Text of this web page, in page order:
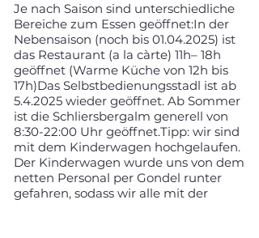
Je nach Saison sind unterschiedliche
Bereiche zum Essen geöffnet:In der
Nebensaison (noch bis 01.04.2025) ist
das Restaurant (a la càrte) 11h– 18h
geöffnet (Warme Küche von 12h bis
17h)Das Selbstbedienungsstadl ist ab
5.4.2025 wieder geöffnet. Ab Sommer
ist die Schliersbergalm generell von
8:30-22:00 Uhr geöffnet.Tipp: wir sind
mit dem Kinderwagen hochgelaufen.
Der Kinderwagen wurde uns von dem
netten Personal per Gondel runter
gefahren, sodass wir alle mit der